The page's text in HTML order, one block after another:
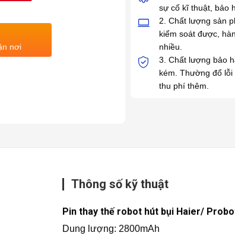
nơi
sự cố kĩ thuật, bảo
2. Chất lượng sản
kiểm soát được,
nhiều.
3. Chất lượng bảo
kém. Thường đổ lỗi
thu phí thêm.
Thông số kỹ thuật
Pin thay thế robot hút bụi Haier/
Dung lượng: 2800mAh